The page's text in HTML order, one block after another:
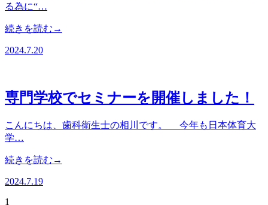
る為に“…
続きを読む→
2024.7.20
専門学校でセミナーを開催しました！
こんにちは、歯科衛生士の相川です。 今年も日本体育大
学…
続きを読む→
2024.7.19
1